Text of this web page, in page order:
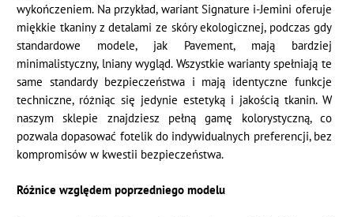
wykończeniem. Na przykład, wariant Signature i-Jemini oferuje
miękkie tkaniny z detalami ze skóry ekologicznej, podczas gdy
standardowe modele, jak Pavement, mają bardziej
minimalistyczny, lniany wygląd. Wszystkie warianty spełniają te
same standardy bezpieczeństwa i mają identyczne funkcje
techniczne, różniąc się jedynie estetyką i jakością tkanin. W
naszym sklepie znajdziesz pełną gamę kolorystyczną, co
pozwala dopasować fotelik do indywidualnych preferencji, bez
kompromisów w kwestii bezpieczeństwa.
Różnice względem poprzedniego modelu